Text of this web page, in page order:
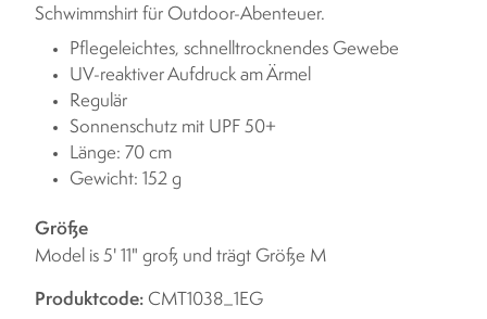
Schwimmshirt für Outdoor-Abenteuer.
Pflegeleichtes, schnelltrocknendes Gewebe
UV-reaktiver Aufdruck am Ärmel
Regulär
Sonnenschutz mit UPF 50+
Länge: 70 cm
Gewicht: 152 g
Größe
Model is 5' 11" groß und trägt Größe M
Produktcode: CMT1038_1EG